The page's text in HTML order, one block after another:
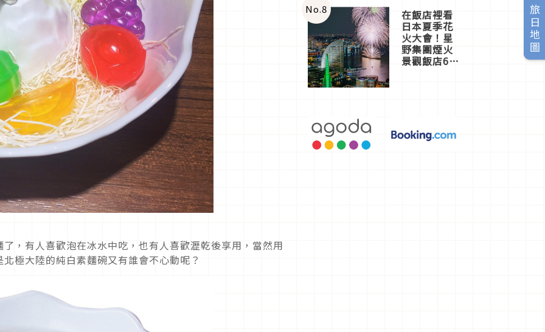
旅日地圖
，有人喜歡泡在冰水中吃，也有人喜歡瀝乾後享用，當然用
極大陸的純白素麵碗又有誰會不心動呢？
店3分即達
No.8 在飯店裡看
日本夏季花
火大會！星
野集團煙火
景觀飯店6